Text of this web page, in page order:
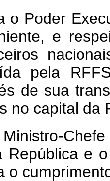
o Poder
e
pela
de sua
no capital da
República e
o